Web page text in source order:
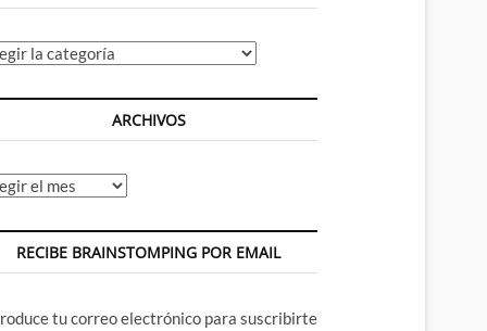
ARCHIVOS
RECIBE BRAINSTOMPING POR EMAIL
tu correo electrónico para suscribirte